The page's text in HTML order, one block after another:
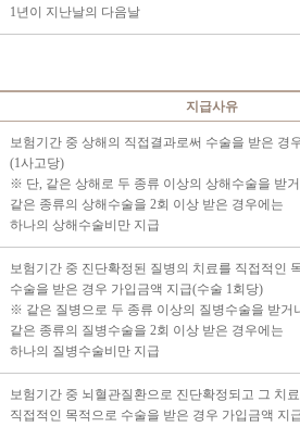
1년이 지난날의 다음날
지급사유
보험기간 중 상해의 직접결과로써 수술을 받은 경
(1사고당)
※ 단, 같은 상해로 두 종류 이상의 상해수술을 받
같은 종류의 상해수술을 2회 이상 받은 경우에는
하나의 상해수술비만 지급
보험기간 중 진단확정된 질병의 치료를 직접적인
수술을 받은 경우 가입금액 지급(수술 1회당)
※ 같은 질병으로 두 종류 이상의 질병수술을 받거
같은 종류의 질병수술을 2회 이상 받은 경우에는
하나의 질병수술비만 지급
보험기간 중 뇌혈관질환으로 진단확정되고 그 치
직접적인 목적으로 수술을 받은 경우 가입금액 지